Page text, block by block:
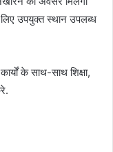
लिए उपयुक्त स्थान उपलब्ध
के साथ-साथ शिक्षा,